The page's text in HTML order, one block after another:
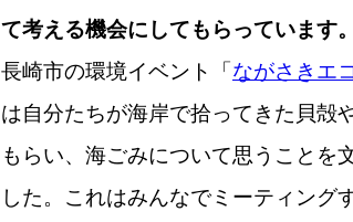
て考える機会にしてもらっています。
長崎市の環境イベント「ながさきエ
は自分たちが海岸で拾ってきた貝殻
もらい、海ごみについて思うことを
した。これはみんなでミーティング